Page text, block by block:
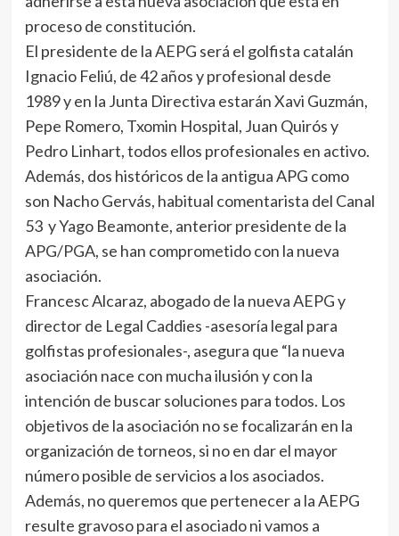
proceso de constitución.
El presidente de la AEPG será el golfista catalán
Ignacio Feliú, de 42 años y profesional desde
1989 y en la Junta Directiva estarán Xavi Guzmán,
Pepe Romero, Txomin Hospital, Juan Quirós y
Pedro Linhart, todos ellos profesionales en activo.
Además, dos históricos de la antigua APG como
son Nacho Gervás, habitual comentarista del Canal
53 y Yago Beamonte, anterior presidente de la
APG/PGA, se han comprometido con la nueva
asociación.
Francesc Alcaraz, abogado de la nueva AEPG y
director de Legal Caddies -asesoría legal para
golfistas profesionales-, asegura que “la nueva
asociación nace con mucha ilusión y con la
intención de buscar soluciones para todos. Los
objetivos de la asociación no se focalizarán en la
organización de torneos, si no en dar el mayor
número posible de servicios a los asociados.
Además, no queremos que pertenecer a la AEPG
resulte gravoso para el asociado ni vamos a